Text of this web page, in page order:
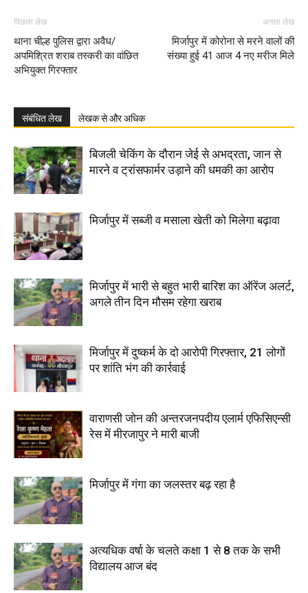
पिछला लेख
थाना चील्ह पुलिस द्वारा अवैध/
अपमिश्रित शराब तस्करी का वांछित
अभियुक्त गिरफ्तार
अगला लेख
मिर्जापुर में कोरोना से मरने वालों की
संख्या हुई 41 आज 4 नए मरीज मिले
संबंधित लेख लेखक से और अधिक
बिजली चेकिंग के दौरान जेई से अभद्रता, जान से
मारने व ट्रांसफार्मर उड़ाने की धमकी का आरोप
मिर्जापुर में सब्जी व मसाला खेती को मिलेगा बढ़ावा
मिर्जापुर में भारी से बहुत भारी बारिश का ऑरेंज अलर्ट,
अगले तीन दिन मौसम रहेगा खराब
मिर्जापुर में दुष्कर्म के दो आरोपी गिरफ्तार, 21 लोगों
पर शांति भंग की कार्रवाई
वाराणसी जोन की अन्तरजनपदीय एलार्म एफिसिएन्सी
रेस में मीरजापुर ने मारी बाजी
मिर्जापुर में गंगा का जलस्तर बढ़ रहा है
अत्यधिक वर्षा के चलते कक्षा 1 से 8 तक के सभी
विद्यालय आज बंद